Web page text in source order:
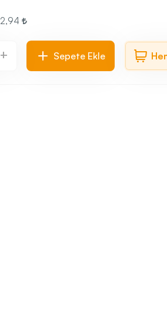
+ Sepete Ekle